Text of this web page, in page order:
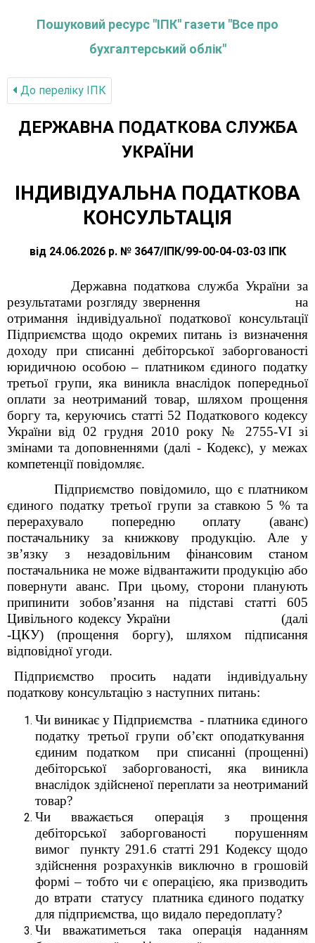
Пошуковий ресурс "ІПК" газети "Все про
бухгалтерський облік"
До переліку IПК
ДЕРЖАВНА ПОДАТКОВА СЛУЖБА
УКРАЇНИ
ІНДИВІДУАЛЬНА ПОДАТКОВА
КОНСУЛЬТАЦІЯ
від 24.06.2026 р. № 3647/ІПК/99-00-04-03-03 ІПК
Державна податкова служба України за
результатами розгляду звернення на
отримання індивідуальної податкової консультації
Підприємства щодо окремих питань із визначення
доходу при списанні дебіторської заборгованості
юридичною особою – платником єдиного податку
третьої групи, яка виникла внаслідок попередньої
оплати за неотриманий товар, шляхом прощення
боргу та, керуючись статті 52 Податкового кодексу
України від 02 грудня 2010 року № 2755-VI зі
змінами та доповненнями (далі - Кодекс), у межах
компетенції повідомляє.
Підприємство повідомило, що є платником
єдиного податку третьої групи за ставкою 5 % та
перерахувало попередню оплату (аванс)
постачальнику за книжкову продукцію. Але у
зв’язку з незадовільним фінансовим станом
постачальника не може відвантажити продукцію або
повернути аванс. При цьому, сторони планують
припинити зобов’язання на підставі статті 605
Цивільного кодексу України (далі
-ЦКУ) (прощення боргу), шляхом підписання
відповідної угоди.
Підприємство просить надати індивідуальну
податкову консультацію з наступних питань:
Чи виникає у Підприємства - платника єдиного
податку третьої групи об’єкт оподаткування
єдиним податком при списанні (прощенні)
дебіторської заборгованості, яка виникла
внаслідок здійсненої переплати за неотриманий
товар?
Чи вважається операція з прощення
дебіторської заборгованості порушенням
вимог пункту 291.6 статті 291 Кодексу щодо
здійснення розрахунків виключно в грошовій
формі – тобто чи є операцією, яка призводить
до втрати статусу платника єдиного податку
для підприємства, що видало передоплату?
Чи вважатиметься така операція наданням